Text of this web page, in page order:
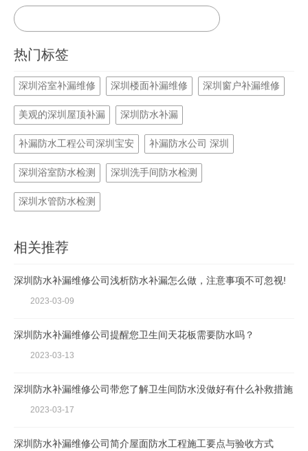
热门标签
深圳浴室补漏维修 深圳楼面补漏维修 深圳窗户补漏维修
美观的深圳屋顶补漏 深圳防水补漏
补漏防水工程公司深圳宝安 补漏防水公司 深圳
深圳浴室防水检测 深圳洗手间防水检测
深圳水管防水检测
相关推荐
深圳防水补漏维修公司浅析防水补漏怎么做，注意事项不可忽视!
2023-03-09
深圳防水补漏维修公司提醒您卫生间天花板需要防水吗？
2023-03-13
深圳防水补漏维修公司带您了解卫生间防水没做好有什么补救措施
2023-03-17
深圳防水补漏维修公司简介屋面防水工程施工要点与验收方式